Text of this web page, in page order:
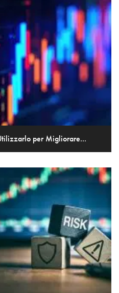
per Migliorare...